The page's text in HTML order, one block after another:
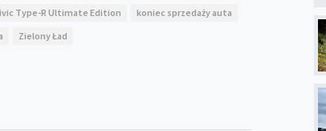
Type-R Ultimate Edition
koniec sprzedaży auta
Zielony Ład